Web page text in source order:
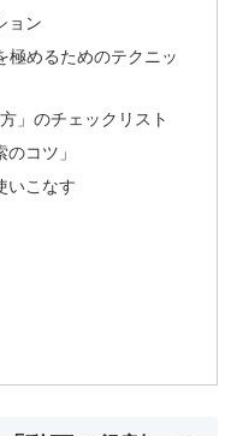
ョン
極めるためのテクニッ
」のチェックリスト
コツ」
いこなす